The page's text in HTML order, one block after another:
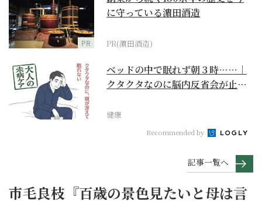
PR
に守っている濵田酒造
PR(濵田酒造)
ベッドの中で眠れず朝３時……｜
クタクタなのに脳内反省会が止ま
健康
Recommended by
記事一覧へ
市毛良枝『百歳の景色見たいと母は言